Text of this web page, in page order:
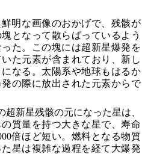
明な画像のおかげで、残骸が
となって散らばっているよう
た。この塊には超新星爆発を
た元素が含まれており、新し
なる。太陽系や地球もはるか
の際に放出された元素からで
超新星残骸の元になった星は、
質量を持つ大きな星で、寿命
倍ほど短い。燃料となる物質
星は複雑な過程を経て大爆発